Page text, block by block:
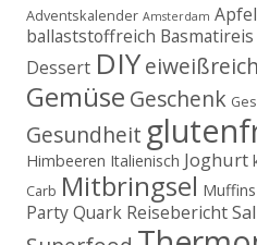
Adventskalender Amsterdam Apfel
ballaststoffreich Basmatireis
Dessert DIYeiweißreich
Gemüse Geschenk
Gesundheit
Himbeeren Italienisch Joghurt
Carb Mitbringsel Muffins
PartyQuark Reisebericht